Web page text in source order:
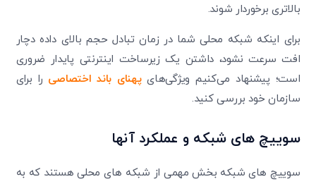
بالاتری برخوردار شوند.
برای اینکه شبکه محلی شما در زمان تبادل حجم بالای داده دچار
افت سرعت نشود، داشتن یک زیرساخت اینترنتی پایدار ضروری
است؛ پیشنهاد می‌کنیم ویژگی‌هایپهنای باند اختصاصی را برای
سازمان خود بررسی کنید.
سوییچ های شبکه و عملکرد آنها
سوییچ های شبکه بخش مهمی از شبکه های محلی هستند که به